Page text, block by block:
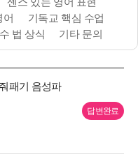
어
기독교 핵심 수업
법 상식 기타 문의
답변완료
패기 음성파